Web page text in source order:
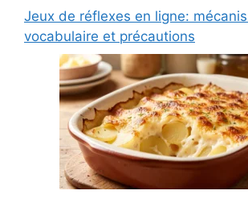
Jeux de réflexes en ligne:
vocabulaire et précautions